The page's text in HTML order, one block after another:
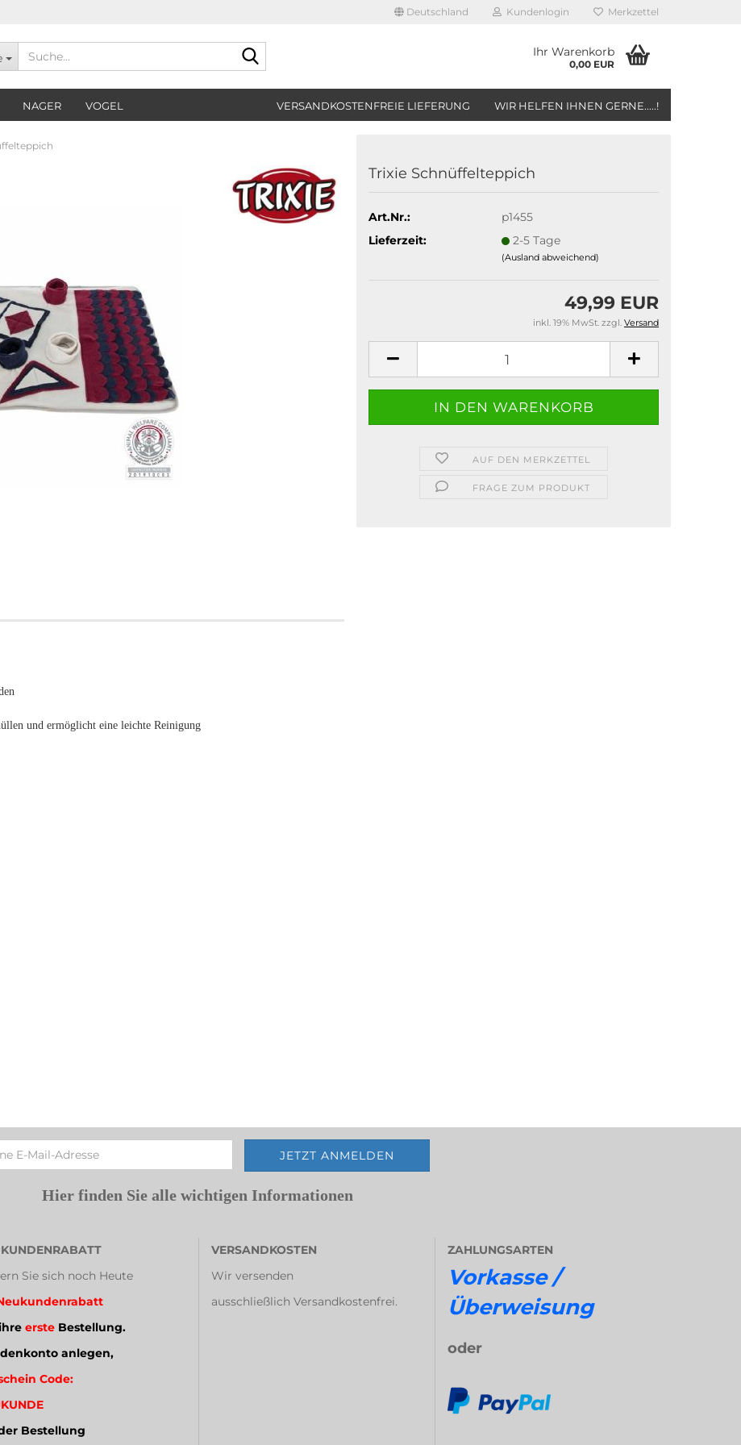
Deutschland Kundenlogin Merkzettel
Ihr Warenkorb
0,00 EUR
NAGER VOGEL VERSANDKOSTENFREIE LIEFERUNG WIR HELFEN IHNEN GERNE.....!
Trixie Schnüffelteppich
Art.Nr.:
p1455
Lieferzeit:
2-5 Tage
(Ausland abweichend)
49,99 EUR
inkl. 19% MwSt. zzgl. Versand
AUF DEN MERKZETTEL
FRAGE ZUM PRODUKT
und ermöglicht eine leichte Reinigung
Hier finden Sie alle wichtigen Informationen
Sie sich noch Heute
ersteBestellung.
anlegen,
Code:
Bestellung
VERSANDKOSTEN
Wir versenden
ausschließlich Versandkostenfrei.
ZAHLUNGSARTEN
Vorkasse /
Überweisung
oder